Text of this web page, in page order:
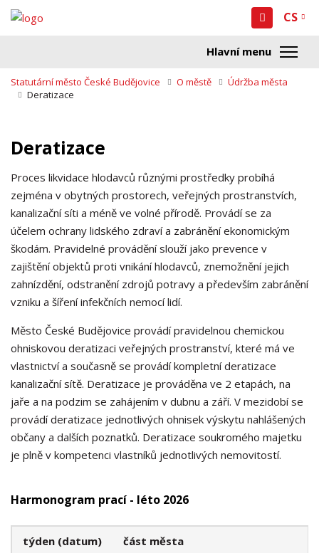
CS
Statutární město České Budějovice O městě
Údržba města
Deratizace
Deratizace
Proces likvidace hlodavců různými prostředky probíhá
zejména v obytných prostorech, veřejných prostranstvích,
kanalizační síti a méně ve volné přírodě. Provádí se za
účelem ochrany lidského zdraví a zabránění ekonomickým
škodám. Pravidelné provádění slouží jako prevence v
zajištění objektů proti vnikání hlodavců, znemožnění jejich
zahnízdění, odstranění zdrojů potravy a především zabránění
vzniku a šíření infekčních nemocí lidí.
Město České Budějovice provádí pravidelnou chemickou
ohniskovou deratizaci veřejných prostranství, které má ve
vlastnictví a současně se provádí kompletní deratizace
kanalizační sítě. Deratizace je prováděna ve 2 etapách, na
jaře a na podzim se zahájením v dubnu a září. V mezidobí se
provádí deratizace jednotlivých ohnisek výskytu nahlášených
občany a dalších poznatků. Deratizace soukromého majetku
je plně v kompetenci vlastníků jednotlivých nemovitostí.
Harmonogram prací - léto 2026
týden (datum) část města